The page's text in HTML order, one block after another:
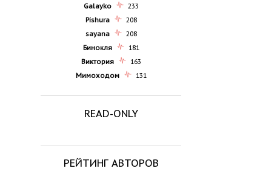
Galayko
233
Pishura
208
sayana
208
Бинокля
181
Виктория
163
Мимоходом
131
READ-ONLY
РЕЙТИНГ АВТОРОВ